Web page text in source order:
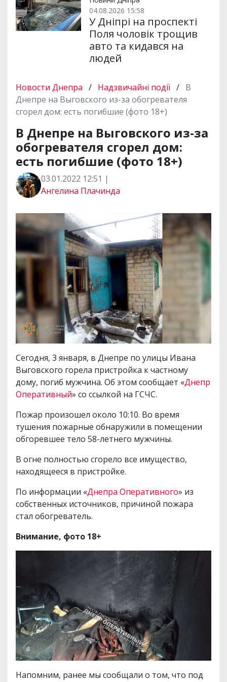
04.08.2026 15:58
У Дніпрі на проспекті
Поля чоловік трощив
авто та кидався на
людей
Новости Днепра / Надзвичайні події / В
Днепре на Выговского из-за обогревателя
сгорел дом: есть погибшие (фото 18+)
В Днепре на Выговского из-за
обогревателя сгорел дом:
есть погибшие (фото 18+)
03.01.2022 12:51 |
Ангелина Плачинда
Сегодня, 3 января, в Днепре по улицы Ивана
Выговского горела пристройка к частному
дому, погиб мужчина. Об этом сообщает «Днепр
Оперативный» со ссылкой на ГСЧС.
Пожар произошел около 10:10. Во время
тушения пожарные обнаружили в помещении
обгоревшее тело 58-летнего мужчины.
В огне полностью сгорело все имущество,
находящееся в пристройке.
По информации «Днепра Оперативного» из
собственных источников, причиной пожара
стал обогреватель.
Внимание, фото 18+
Напомним, ранее мы сообщали о том, что под